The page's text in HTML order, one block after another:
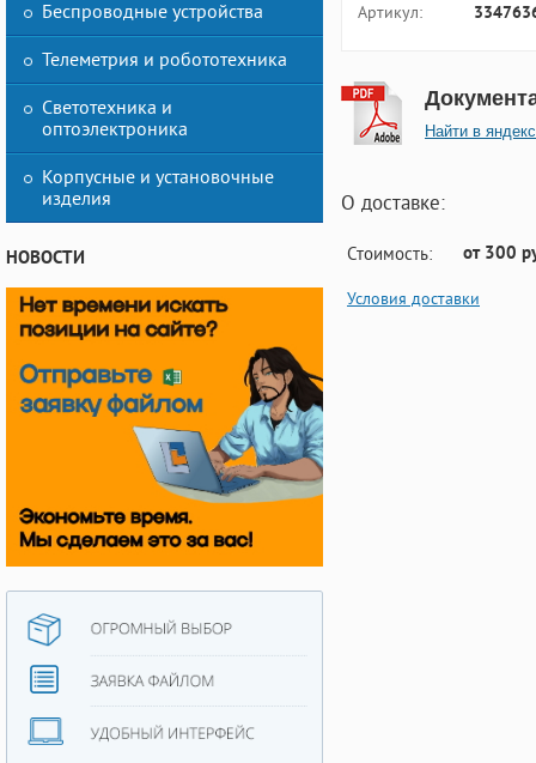
Беспроводные устройства
Телеметрия и робототехника
Светотехника и
оптоэлектроника
Корпусные и установочные
изделия
НОВОСТИ
Артикул:
Найти в яндекс
О доставке:
Стоимость: от 300
Условия доставки